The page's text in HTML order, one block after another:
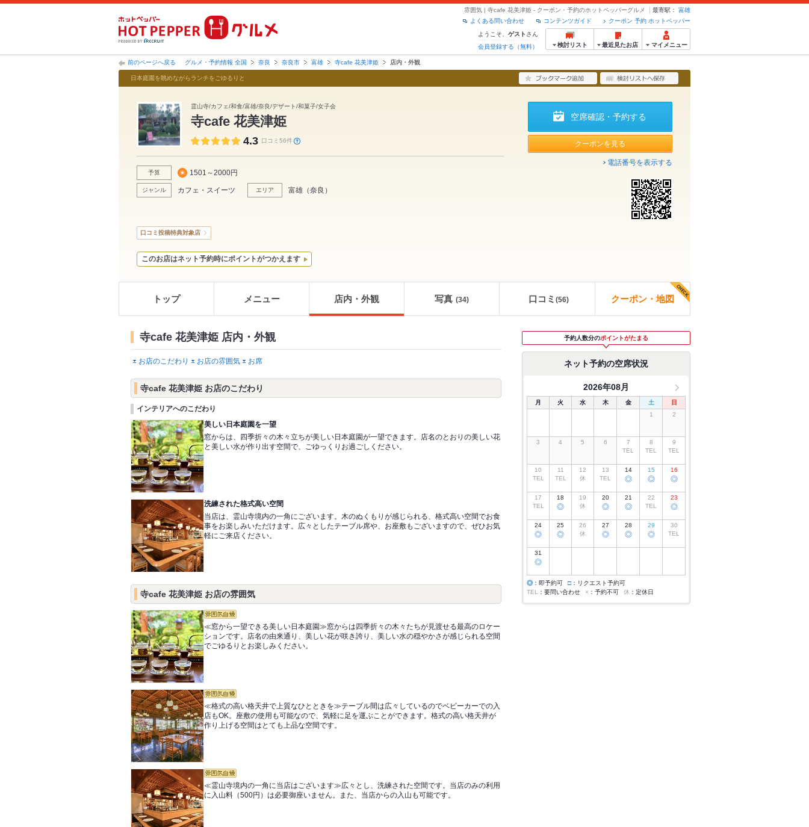
雰囲気 | 寺cafe 花美津姫 - クーポン・予約のホットペッパーグルメ 最寄駅：
富雄
クーポン 予約 ホットペッパー
コンテンツガイド
よくある問い合わせ
ようこそ、 ゲスト さん
会員登録する（無料）
検討リスト 最近見たお店 マイメニュー
前のページへ戻る グルメ・予約情報 全国 奈良 奈良市 富雄 寺cafe 花美津姫 店内・外観
日本庭園を眺めながらランチをごゆるりと
霊山寺/カフェ/和食/富雄/奈良/デザート/和菓子/女子会
寺cafe 花美津姫
4.3 口コミ56件
予算 1501～2000円
ジャンル カフェ・スイーツ エリア 富雄 （奈良 ）
空席確認・予約する
クーポンを見る
電話番号を表示する
口コミ投稿特典対象店
このお店はネット予約時にポイントがつかえます
トップ メニュー 店内・外観 写真 (34) 口コミ (56) クーポン・地図
寺cafe 花美津姫 店内・外観
お店のこだわり お店の雰囲気 お席
寺cafe 花美津姫 お店のこだわり
インテリアへのこだわり
美しい日本庭園を一望
窓からは、四季折々の木々立ちが美しい日本庭園が一望できます。店名のとおりの美しい花
と美しい水が作り出す空間で、ごゆっくりお過ごしください。
洗練された格式高い空間
当店は、霊山寺境内の一角にございます。木のぬくもりが感じられる、格式高い空間でお食
事をお楽しみいただけます。広々としたテーブル席や、お座敷もございますので、ぜひお気
軽にご来店ください。
寺cafe 花美津姫 お店の雰囲気
≪窓から一望できる美しい日本庭園≫窓からは四季折々の木々たちが見渡せる最高のロケー
ションです。店名の由来通り、美しい花が咲き誇り、美しい水の穏やかさが感じられる空間
でごゆるりとお楽しみください。
≪格式の高い格天井で上質なひとときを≫テーブル間は広々しているのでベビーカーでの入
店もOK。座敷の使用も可能なので、気軽に足を運ぶことができます。格式の高い格天井が
作り上げる空間はとても上品な空間です。
≪霊山寺境内の一角に当店はございます≫広々とし、洗練された空間です。当店のみの利用
に入山料（500円）は必要御座いません。また、当店からの入山も可能です。
予約人数分のポイントがたまる
ネット予約の空席状況
2026年08月
月 火 水 木 金 土
日
1
2
3 4 5 6
7
TEL
8
TEL
9
TEL
10
TEL
11
TEL
12
休
13
TEL
14
◎
15
◎
16
◎
17
TEL
18
◎
19
休
20
◎
21
◎
22
TEL
23
◎
24
◎
25
◎
26
休
27
◎
28
◎
29
◎
30
TEL
31
◎
◎ ：即予約可 □ ：リクエスト予約可
TEL
：要問い合わせ × ：予約不可 休 ：定休日